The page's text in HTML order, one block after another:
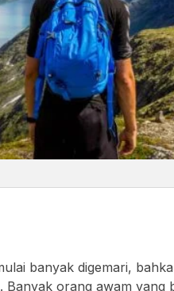
banyak digemari,
Banyak orang awam yang